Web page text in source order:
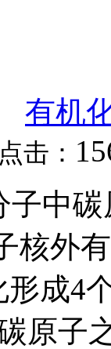
有机
点击：
子中
核外
形成4
原子